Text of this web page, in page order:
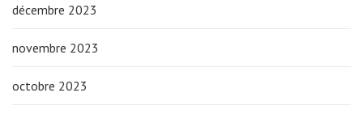
décembre 2023
novembre 2023
octobre 2023